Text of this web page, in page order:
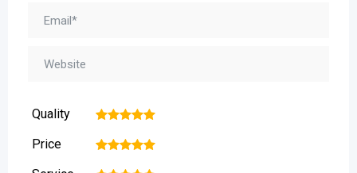
Quality 5
4
3
2
Price 5
4
3
2